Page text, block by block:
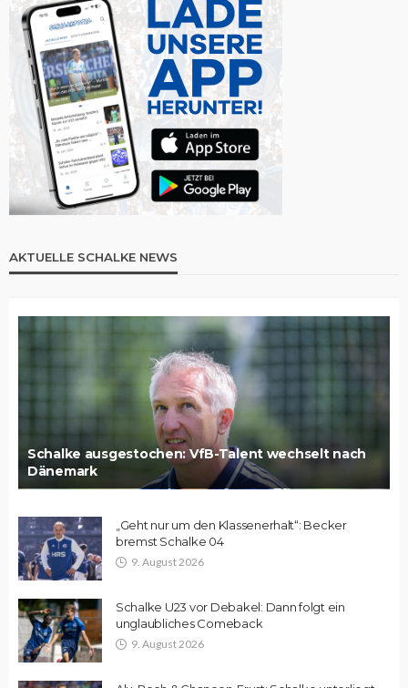
AKTUELLE SCHALKE NEWS
Schalke ausgestochen: VfB-Talent wechselt nach
Dänemark
„Geht nur um den Klassenerhalt“: Becker
bremst Schalke 04
9. August 2026
Schalke U23 vor Debakel: Dann folgt ein
unglaubliches Comeback
9. August 2026